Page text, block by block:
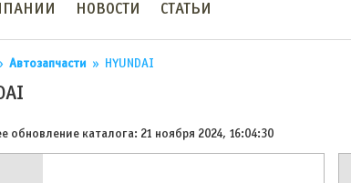
НОВОСТИ СТАТЬИ
Автозапчасти » HYUNDAI
обновление каталога: 21 ноября 2024, 16:04:30